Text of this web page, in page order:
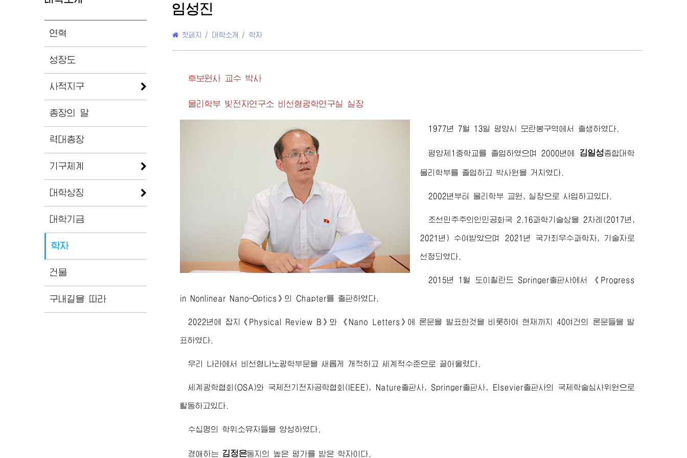
연혁
성장도
사적지구
총장의 말
력대총장
기구체계
대학상징
대학기금
학자
건물
구내길을 따라
임성진
첫페지 / 대학소개 / 학자
후보원사 교수 박사
물리학부 빛전자연구소 비선형광학연구실 실장
1977년 7월 13일 평양시 모란봉구역에서 출생하였다.
평양제1중학교를 졸업하였으며 2000년에 김일성종합대학
물리학부를 졸업하고 박사원을 거치였다.
2002년부터 물리학부 교원, 실장으로 사업하고있다.
조선민주주의인민공화국 2.16과학기술상을 2차례(2017년,
2021년) 수여받았으며 2021년 국가최우수과학자, 기술자로
선정되였다.
2015년 1월 도이췰란드 Springer출판사에서 《Progress
in Nonlinear Nano-Optics》의 Chapter를 출판하였다.
2022년에 잡지《Physical Review B》와 《Nano Letters》에 론문을 발표한것을 비롯하여 현재까지 40여건의 론문들을 발
표하였다.
우리 나라에서 비선형나노광학부문을 새롭게 개척하고 세계적수준으로 끌어올렸다.
세계광학협회(OSA)와 국제전기전자공학협회(IEEE), Nature출판사, Springer출판사, Elsevier출판사의 국제학술심사위원으로
활동하고있다.
수십명의 학위소유자들을 양성하였다.
경애하는 김정은동지 의 높은 평가를 받은 학자이다.